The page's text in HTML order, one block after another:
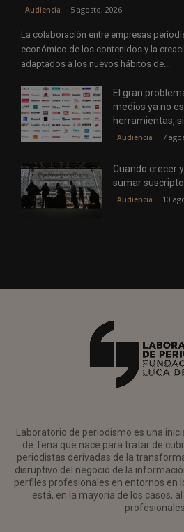
Audiencia 5 agosto, 2026
La colaboración entre empresas
económico de los contenidos y la
adaptados a los nuevos hábitos de...
El gran
medios ya no
herramientas,
Audiencia 7
Cuando crecer
sumar
Audiencia 10
Laboratorio de periodismo es una
de Tena que nace para tratar de
periodistas derivadas de la
disruptivo del negocio de la
perfiles profesionales en entornos en
está, en la mayoría de los casos,
profesionales.